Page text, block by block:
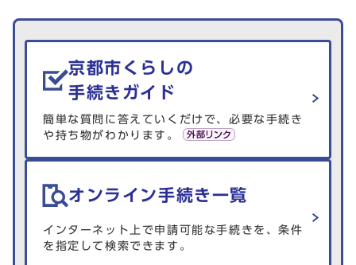
生活情報を探す
京都市くらしの
手続きガイド
簡単な質問に答えていくだけで、必要な手続き
や持ち物がわかります。
オンライン手続き一覧
インターネット上で申請可能な手続きを、条件
を指定して検索できます。